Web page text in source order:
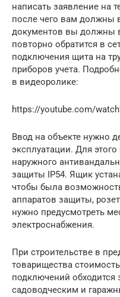
написать заявление на
после чего вам должны
документов вы должны
повторно обратится в
подключения щита на
приборов учета.
в видеоролике:
https://youtube.com/
Ввод на объекте нужно
эксплуатации. Для
наружного
защиты IP54. Ящик
чтобы была
аппаратов защиты,
нужно предусмотреть
электроснабжения.
При строительстве в
товарищества
подключений
садоводческим и